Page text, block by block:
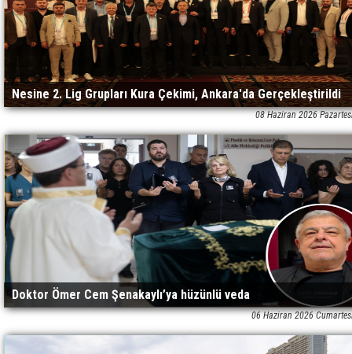
Nesine 2. Lig Grupları Kura Çekimi, Ankara'da Gerçekleştirildi
08 Haziran 2026
Doktor Ömer Cem Şenakaylı’ya hüzünlü veda
06 Haziran 2026